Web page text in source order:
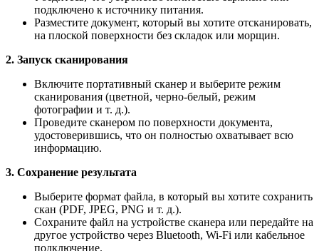
подключено к источнику питания.
Разместите документ, который вы хотите отсканировать,
на плоской поверхности без складок или морщин.
2. Запуск сканирования
Включите портативный сканер и выберите режим
сканирования (цветной, черно-белый, режим
фотографии и т. д.).
Проведите сканером по поверхности документа,
удостоверившись, что он полностью охватывает всю
информацию.
3. Сохранение результата
Выберите формат файла, в который вы хотите сохранить
скан (PDF, JPEG, PNG и т. д.).
Сохраните файл на устройстве сканера или передайте на
другое устройство через Bluetooth, Wi-Fi или кабельное
подключение.